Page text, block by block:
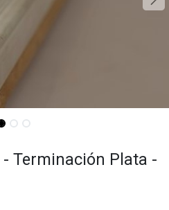
Terminación Plata -